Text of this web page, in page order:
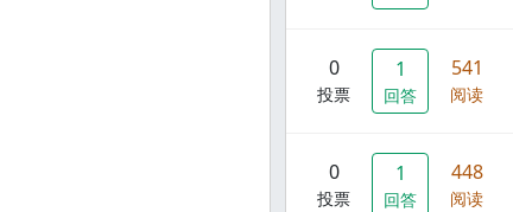
0
投票
1
回答
541
阅读
0
投票
1
回答
448
阅读